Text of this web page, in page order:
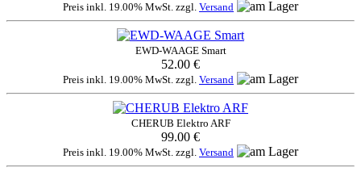
Preis inkl. 19.00% MwSt. zzgl. Versand
EWD-WAAGE Smart
52.00 €
Preis inkl. 19.00% MwSt. zzgl. Versand
CHERUB Elektro ARF
99.00 €
Preis inkl. 19.00% MwSt. zzgl. Versand